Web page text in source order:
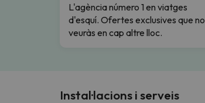
L'agència número 1 en viatges
d'esquí. Ofertes exclusives que no
veuràs en cap altre lloc.
Instal·lacions i serveis